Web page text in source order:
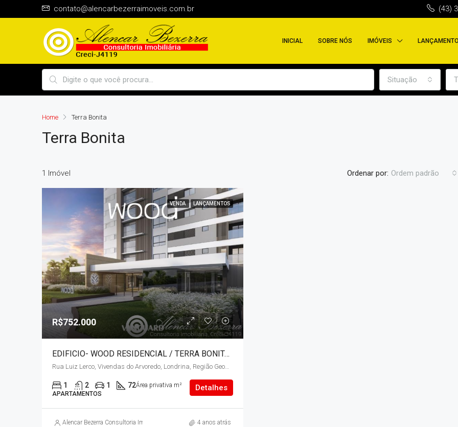
contato@alencarbezerraimoveis.com.br (43)
INICIAL SOBRE NÓS IMÓVEIS
Situação
Home Terra Bonita
Terra Bonita
1 Imóvel Ordenar por: Ordem padrão
VENDA LANÇAMENTOS
R$752.000
EDIFICIO- WOOD RESIDENCIAL / TERRA BONITA – LANÇAMENTO
Rua Luiz Lerco, Vivendas do Arvoredo, Londrina, Região Geográfica Imediata de Londrina, Região Geográfica Intermediária de Londrina, Paraná, Região Sul, 86050-901, Brasil
1 2 1 72Área privativa m²
APARTAMENTOS
Detalhes
Alencar Bezerra Consultoria Imobiliária 4 anos atrás